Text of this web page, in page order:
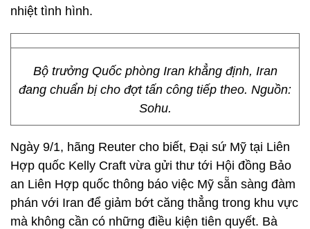
nhiệt tình hình.
Bộ trưởng Quốc phòng Iran khẳng định, Iran
đang chuẩn bị cho đợt tấn công tiếp theo. Nguồn:
Sohu.
Ngày 9/1, hãng Reuter cho biết, Đại sứ Mỹ tại Liên
Hợp quốc Kelly Craft vừa gửi thư tới Hội đồng Bảo
an Liên Hợp quốc thông báo việc Mỹ sẵn sàng đàm
phán với Iran để giảm bớt căng thẳng trong khu vực
mà không cần có những điều kiện tiên quyết. Bà